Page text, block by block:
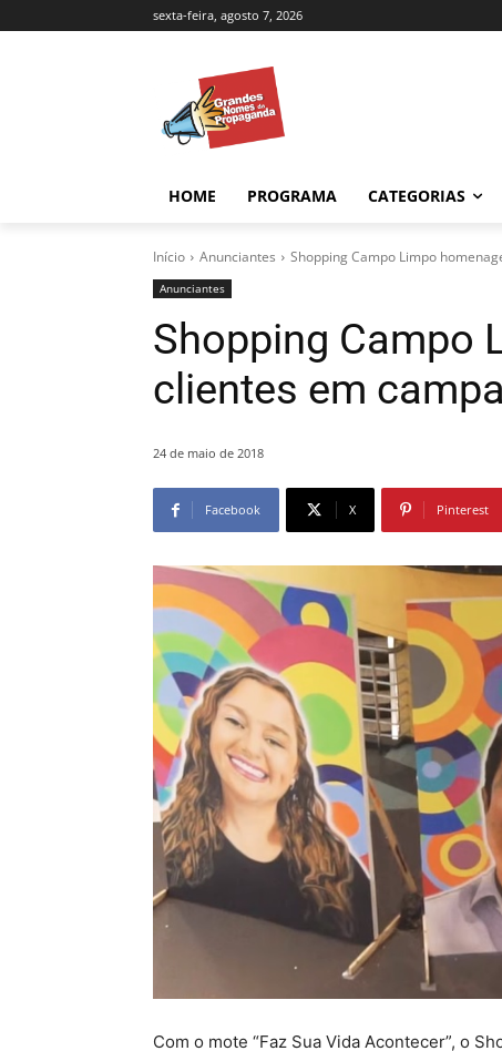
sexta-feira, agosto 7, 2026
HOME PROGRAMA CATEGORIAS
Início Anunciantes Shopping Campo Limpo
Anunciantes
Shopping Campo
clientes em
24 de maio de 2018
Facebook X Pinterest
Com o mote “Faz Sua Vida Acontecer”, o